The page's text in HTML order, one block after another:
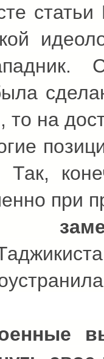
то на
Так,
при